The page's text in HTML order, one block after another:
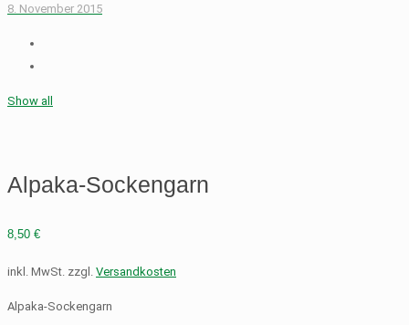
8. November 2015
Show all
Alpaka-Sockengarn
8,50 €
inkl. MwSt. zzgl. Versandkosten
Alpaka-Sockengarn